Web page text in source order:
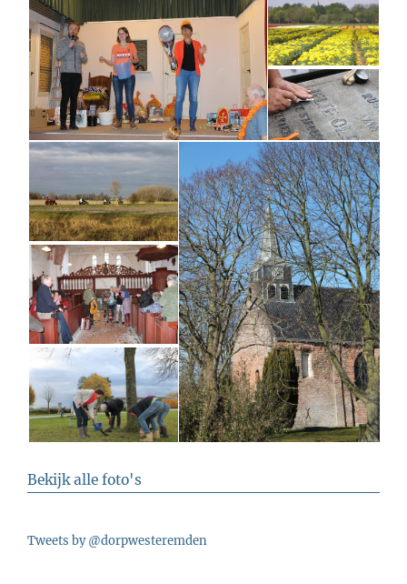
Bekijk alle foto's
Tweets by @dorpwesteremden